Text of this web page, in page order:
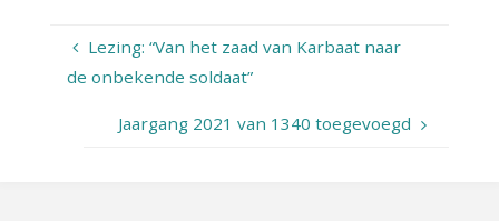
Lezing: “Van het zaad van Karbaat naar
de onbekende soldaat”
Jaargang 2021 van 1340 toegevoegd